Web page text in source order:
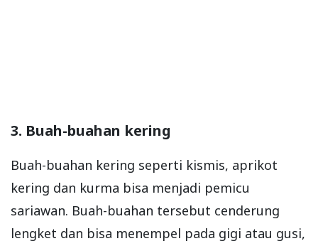
3. Buah-buahan kering
Buah-buahan kering seperti kismis, aprikot
kering dan kurma bisa menjadi pemicu
sariawan. Buah-buahan tersebut cenderung
lengket dan bisa menempel pada gigi atau gusi,